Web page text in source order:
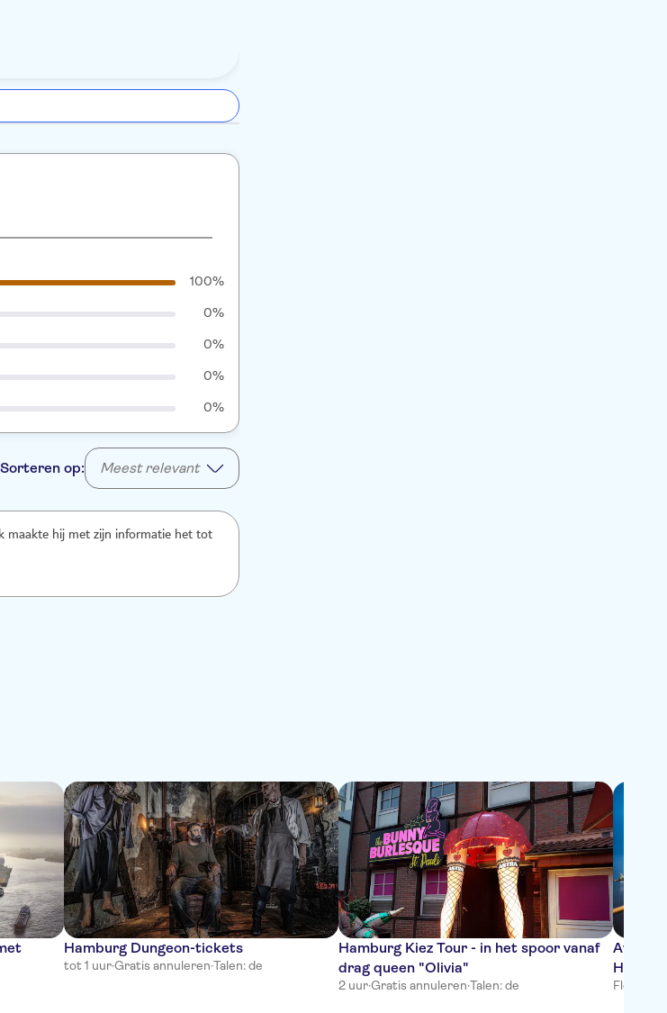
100%
0%
0%
0%
0%
Sorteren op: Meest relevant
maakte hij met zijn informatie het tot
Hamburg Dungeon-tickets
tot 1 uur·Gratis annuleren·Talen: de
Hamburg Kiez Tour - in het spoor vanaf
drag queen "Olivia"
2 uur·Gratis annuleren·Talen: de Flexibel